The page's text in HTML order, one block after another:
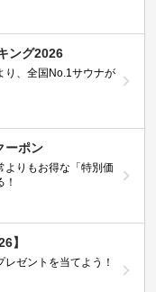
ング2026
り、全国No.1サウナが
ーポン
りもお得な「特別価
】
ゼントを当てよう！